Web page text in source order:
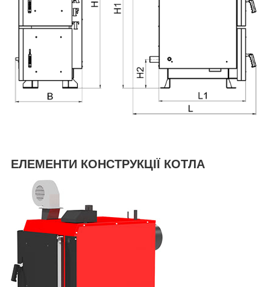
ЕЛЕМЕНТИ КОНСТРУКЦІЇ КОТЛА